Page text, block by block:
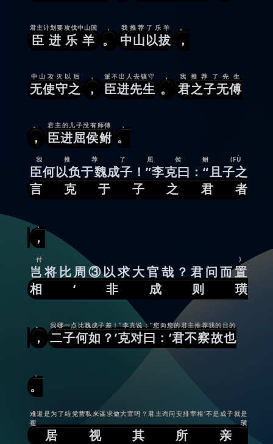
臣进乐羊
君主计划要攻伐中山国
。
，
中山以拔
我推荐了乐羊
，
。
无使守之
中山攻灭以后
，
，
臣进先生
派不出人去镇守
。
，
君之子无傅
我推荐了先生
，
。
臣进屈侯鲋
君主的儿子没有师傅
。
，
臣何以负于魏成子！”李克曰：“且子之
言克于子之君者
我推荐了屈侯鲋(FÙ
，
，
岂将比周③以求大官哉？君问而置
相‘非成则璜
付)
，
。
二子何如？’克对曰：‘君不察故也
我哪一点比魏成子差！”李克说：“您向您的君主推荐我的目的
。
，
居视其所亲
难道是为了结党营私来谋求做大官吗？君主询问安排宰相‘不是成子就是
翟璜